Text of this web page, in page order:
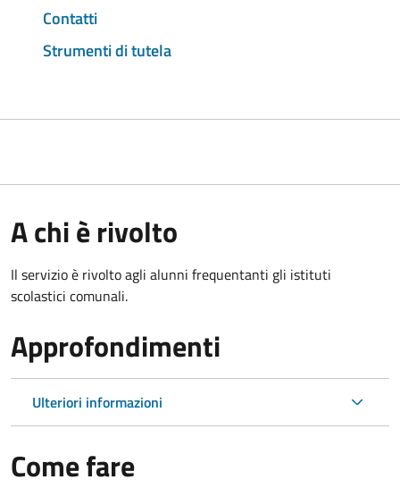
Contatti
Strumenti di tutela
A chi è rivolto
Il servizio è rivolto agli alunni frequentanti gli istituti
scolastici comunali.
Approfondimenti
Ulteriori informazioni
Come fare